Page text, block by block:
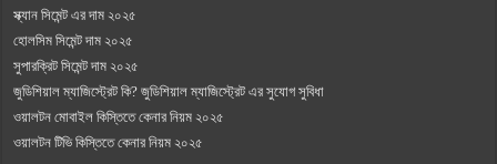
স্ক্যান সিমেন্ট এর দাম ২০২৫
হোলসিম সিমেন্ট দাম ২০২৫
সুপারক্রিট সিমেন্ট দাম ২০২৫
জুডিশিয়াল ম্যাজিস্ট্রেট কি? জুডিশিয়াল ম্যাজিস্ট্রেট এর সুযোগ সুবিধা
ওয়ালটন মোবাইল কিস্তিতে কেনার নিয়ম ২০২৫
ওয়ালটন টিভি কিস্তিতে কেনার নিয়ম ২০২৫